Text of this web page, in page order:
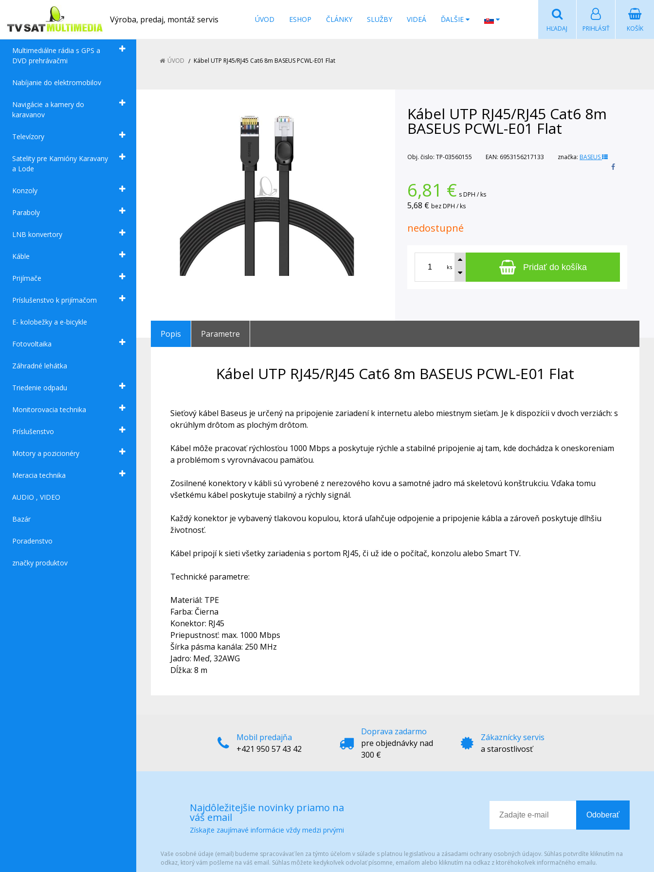
Výroba, predaj, montáž servis ÚVOD ESHOP ČLÁNKY SLUŽBY VIDEÁ ĎALŠIE
KOŠÍK
PRIHLÁSIŤ
HĽADAJ
Multimediálne rádia s GPS a
DVD prehrávačmi
Nabíjanie do elektromobilov
Navigácie a kamery do
karavanov
Televízory
Satelity pre Kamióny Karavany
a Lode
Konzoly
Paraboly
LNB konvertory
Káble
Prijímače
Príslušenstvo k prijímačom
E- kolobežky a e-bicykle
Fotovoltaika
Záhradné lehátka
Triedenie odpadu
Monitorovacia technika
Príslušenstvo
Motory a pozicionéry
Meracia technika
AUDIO , VIDEO
Bazár
Poradenstvo
značky produktov
ÚVOD Kábel UTP RJ45/RJ45 Cat6 8m BASEUS PCWL-E01 Flat
Kábel UTP RJ45/RJ45 Cat6 8m
BASEUS PCWL-E01 Flat
Obj. čislo: TP-03560155 EAN: 6953156217133 značka: BASEUS
6,81 € s DPH / ks
5,68 € bez DPH / ks
nedostupné
ks Pridať do košíka
Popis Parametre
Kábel UTP RJ45/RJ45 Cat6 8m BASEUS PCWL-E01 Flat
Sieťový kábel Baseus je určený na pripojenie zariadení k internetu alebo miestnym sieťam. Je k dispozícii v dvoch verziách: s
okrúhlym drôtom as plochým drôtom.
Kábel môže pracovať rýchlosťou 1000 Mbps a poskytuje rýchle a stabilné pripojenie aj tam, kde dochádza k oneskoreniam
a problémom s vyrovnávacou pamäťou.
Zosilnené konektory v kábli sú vyrobené z nerezového kovu a samotné jadro má skeletovú konštrukciu. Vďaka tomu
všetkému kábel poskytuje stabilný a rýchly signál.
Každý konektor je vybavený tlakovou kopulou, ktorá uľahčuje odpojenie a pripojenie kábla a zároveň poskytuje dlhšiu
životnosť.
Kábel pripojí k sieti všetky zariadenia s portom RJ45, či už ide o počítač, konzolu alebo Smart TV.
Technické parametre:
Materiál: TPE
Farba: Čierna
Konektor: RJ45
Priepustnosť: max. 1000 Mbps
Šírka pásma kanála: 250 MHz
Jadro: Meď, 32AWG
Dĺžka: 8 m
Mobil predajňa
+421 950 57 43 42
Doprava zadarmo
pre objednávky nad
300 €
Zákaznícky servis
a starostlivosť
Najdôležitejšie novinky priamo na
váš email
Získajte zaujímavé informácie vždy medzi prvými
Odoberať
Vaše osobné údaje (email) budeme spracovávať len za týmto účelom v súlade s platnou legislatívou a zásadami ochrany osobných údajov. Súhlas potvrdíte kliknutím na
odkaz, ktorý vám pošleme na váš email. Súhlas môžete kedykoľvek odvolať písomne, emailom alebo kliknutím na odkaz z ktoréhokoľvek informačného emailu.